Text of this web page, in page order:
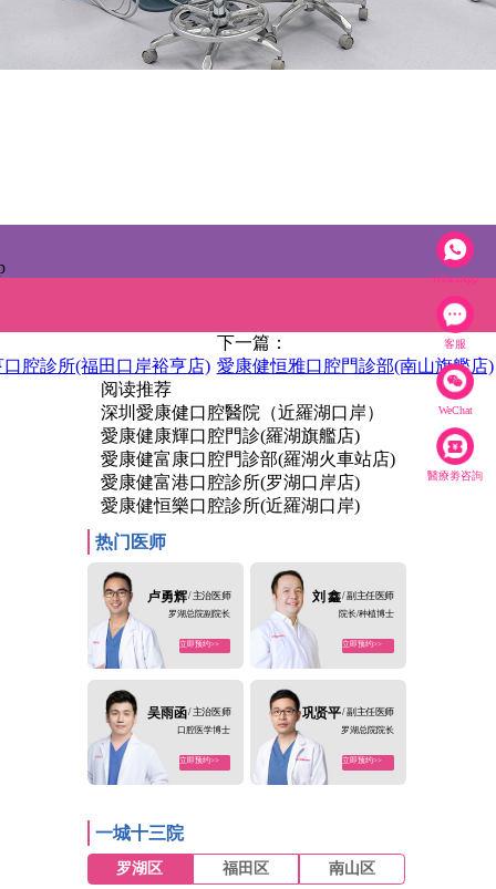
WhatsApp
客服
WeChat
醫療劵咨詢
腔診所(福田口岸裕亨店)
下一篇：
愛康健恒雅口腔門診部(南山旗艦店)
阅读推荐
深圳愛康健口腔醫院（近羅湖口岸）
愛康健康輝口腔門診(羅湖旗艦店)
愛康健富康口腔門診部(羅湖火車站店)
愛康健富港口腔診所(罗湖口岸店)
愛康健恒樂口腔診所(近羅湖口岸)
热门医师
卢勇辉/ 主治医师
罗湖总院副院长
立即预约>>
刘 鑫/ 副主任医师
院长/种植博士
立即预约>>
吴雨函/ 主治医师
口腔医学博士
立即预约>>
巩贤平/ 副主任医师
罗湖总院院长
立即预约>>
一城十三院
罗湖区 福田区 南山区